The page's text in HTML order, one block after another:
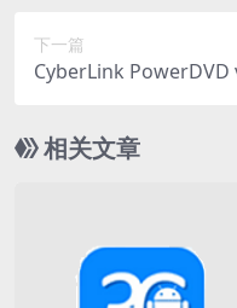
下一篇
CyberLink PowerDVD
相关文章